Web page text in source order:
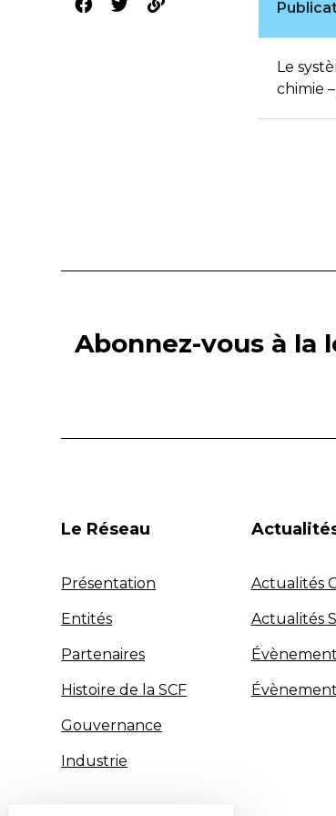
Le
chimie
Abonnez-vous à la
Le Réseau
Présentation
Entités
Partenaires
Histoire de la SCF
Gouvernance
Industrie
Actualités
Actualités